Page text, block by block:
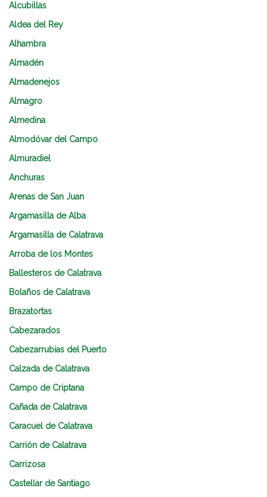
Alcubillas
Aldea del Rey
Alhambra
Almadén
Almadenejos
Almagro
Almedina
Almodóvar del Campo
Almuradiel
Anchuras
Arenas de San Juan
Argamasilla de Alba
Argamasilla de Calatrava
Arroba de los Montes
Ballesteros de Calatrava
Bolaños de Calatrava
Brazatortas
Cabezarados
Cabezarrubias del Puerto
Calzada de Calatrava
Campo de Criptana
Cañada de Calatrava
Caracuel de Calatrava
Carrión de Calatrava
Carrizosa
Castellar de Santiago